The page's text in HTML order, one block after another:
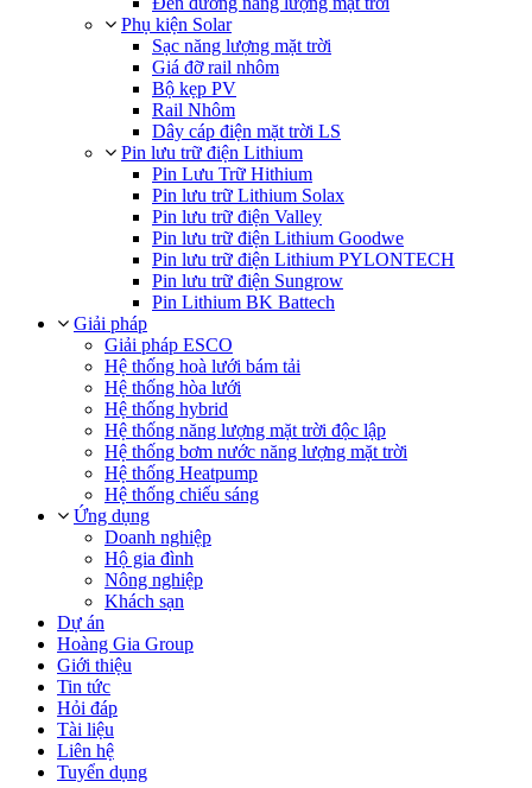
Phụ kiện Solar
Sạc năng lượng mặt trời
Giá đỡ rail nhôm
Bộ kẹp PV
Rail Nhôm
Dây cáp điện mặt trời LS
Pin lưu trữ điện Lithium
Pin Lưu Trữ Hithium
Pin lưu trữ Lithium Solax
Pin lưu trữ điện Valley
Pin lưu trữ điện Lithium Goodwe
Pin lưu trữ điện Lithium PYLONTECH
Pin lưu trữ điện Sungrow
Pin Lithium BK Battech
Giải pháp
Giải pháp ESCO
Hệ thống hoà lưới bám tải
Hệ thống hòa lưới
Hệ thống hybrid
Hệ thống năng lượng mặt trời độc lập
Hệ thống bơm nước năng lượng mặt trời
Hệ thống Heatpump
Hệ thống chiếu sáng
Ứng dụng
Doanh nghiệp
Hộ gia đình
Nông nghiệp
Khách sạn
Dự án
Hoàng Gia Group
Giới thiệu
Tin tức
Hỏi đáp
Tài liệu
Liên hệ
Tuyển dụng